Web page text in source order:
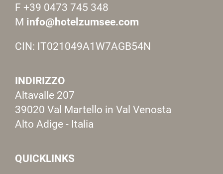
F +39 0473 745 348
M info@hotelzumsee.com
CIN: IT021049A1W7AGB54N
INDIRIZZO
Altavalle 207
39020 Val Martello in Val Venosta
Alto Adige - Italia
QUICKLINKS